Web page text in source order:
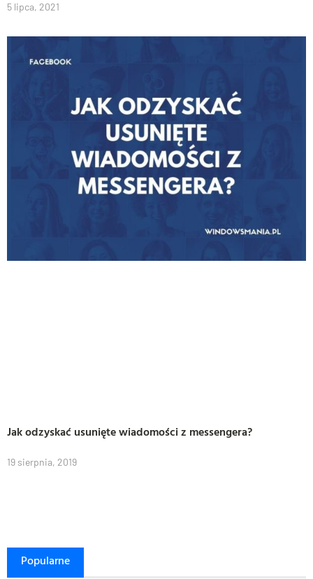
5 lipca, 2021
Jak odzyskać usunięte wiadomości z messengera?
19 sierpnia, 2019
Popularne